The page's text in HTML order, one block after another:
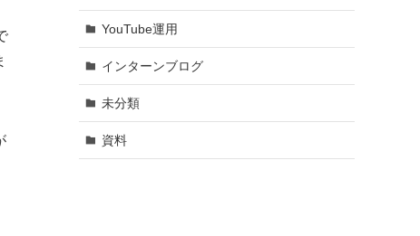
YouTube運用
インターンブログ
未分類
資料